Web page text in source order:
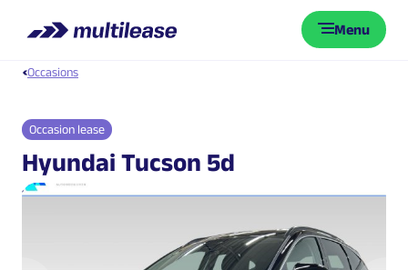
Menu
Occasions
Hyundai Tucson 5d
1.6 T-GDI PHEV Premium 4WD
Occasion lease